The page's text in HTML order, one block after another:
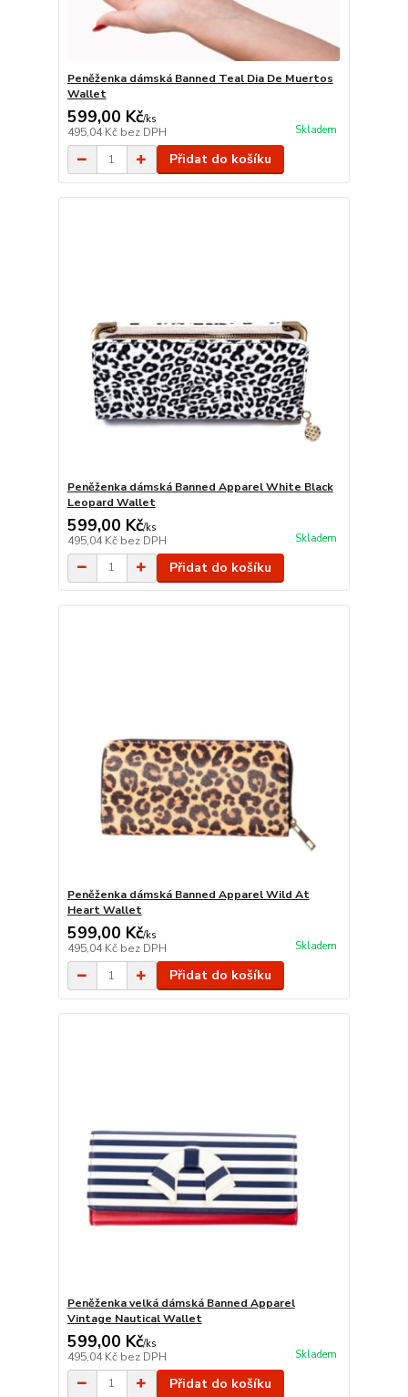
Peněženka dámská Banned Teal Dia De Muertos
Wallet
599,00 Kč/ks
495,04 Kč bez DPH Skladem
Přidat do košíku
Peněženka dámská Banned Apparel White Black
Leopard Wallet
599,00 Kč/ks
495,04 Kč bez DPH Skladem
Přidat do košíku
Peněženka dámská Banned Apparel Wild At
Heart Wallet
599,00 Kč/ks
495,04 Kč bez DPH Skladem
Přidat do košíku
Peněženka velká dámská Banned Apparel
Vintage Nautical Wallet
599,00 Kč/ks
495,04 Kč bez DPH Skladem
Přidat do košíku